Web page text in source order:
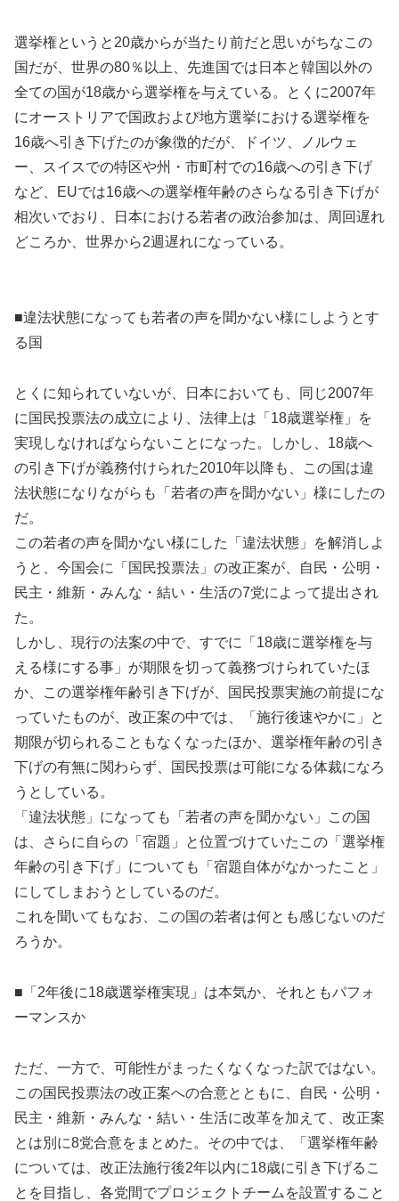
選挙権というと20歳からが当たり前だと思いがちなこの
国だが、世界の80％以上、先進国では日本と韓国以外の
全ての国が18歳から選挙権を与えている。とくに2007年
にオーストリアで国政および地方選挙における選挙権を
16歳へ引き下げたのが象徴的だが、ドイツ、ノルウェ
ー、スイスでの特区や州・市町村での16歳への引き下げ
など、EUでは16歳への選挙権年齢のさらなる引き下げが
相次いでおり、日本における若者の政治参加は、周回遅れ
どころか、世界から2週遅れになっている。
■違法状態になっても若者の声を聞かない様にしようとす
る国
とくに知られていないが、日本においても、同じ2007年
に国民投票法の成立により、法律上は「18歳選挙権」を
実現しなければならないことになった。しかし、18歳へ
の引き下げが義務付けられた2010年以降も、この国は違
法状態になりながらも「若者の声を聞かない」様にしたの
だ。
この若者の声を聞かない様にした「違法状態」を解消しよ
うと、今国会に「国民投票法」の改正案が、自民・公明・
民主・維新・みんな・結い・生活の7党によって提出され
た。
しかし、現行の法案の中で、すでに「18歳に選挙権を与
える様にする事」が期限を切って義務づけられていたほ
か、この選挙権年齢引き下げが、国民投票実施の前提にな
っていたものが、改正案の中では、「施行後速やかに」と
期限が切られることもなくなったほか、選挙権年齢の引き
下げの有無に関わらず、国民投票は可能になる体裁になろ
うとしている。
「違法状態」になっても「若者の声を聞かない」この国
は、さらに自らの「宿題」と位置づけていたこの「選挙権
年齢の引き下げ」についても「宿題自体がなかったこと」
にしてしまおうとしているのだ。
これを聞いてもなお、この国の若者は何とも感じないのだ
ろうか。
■「2年後に18歳選挙権実現」は本気か、それともパフォ
ーマンスか
ただ、一方で、可能性がまったくなくなった訳ではない。
この国民投票法の改正案への合意とともに、自民・公明・
民主・維新・みんな・結い・生活に改革を加えて、改正案
とは別に8党合意をまとめた。その中では、「選挙権年齢
については、改正法施行後2年以内に18歳に引き下げるこ
とを目指し、各党間でプロジェクトチームを設置すること